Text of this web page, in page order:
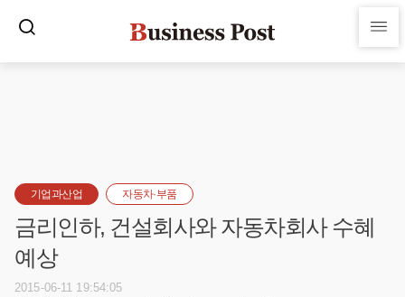
기업과산업 자동차·부품
금리인하, 건설회사와 자동차회사 수혜
예상
2015-06-11 19:54:05